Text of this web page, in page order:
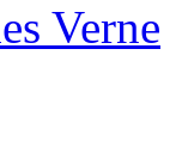
Verne